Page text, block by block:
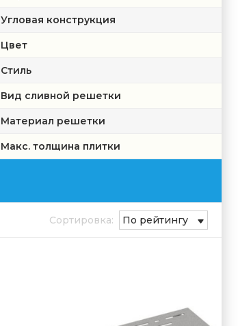
Угловая конструкция
Цвет
Стиль
Вид сливной решетки
Материал решетки
Макс. толщина плитки
Сортировка: По рейтингу